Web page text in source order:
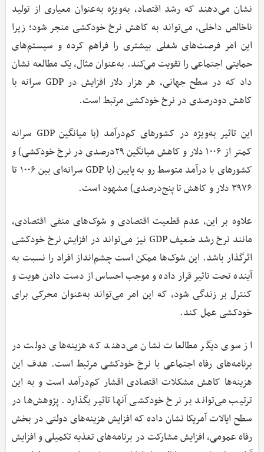
نشان می‌دهند که رشد اقتصاد، به‌ویژه به‌عنوان معیاری از تولید
ناخالص داخلی، می‌تواند به کاهش نرخ خودکشی منجر شود؛ زیرا
این امر فرصت‌های شغلی بیشتری را فراهم کرده و سیستم‌های
حمایتی اجتماعی را تقویت می‌کند. به‌عنوان مثال، یک مطالعه نشان
داد که در سطح جهانی، هر هزار دلار افزایش در GDP سرانه با
کاهش دودرصدی در نرخ خودکشی مرتبط است.
این تاثیر به‌ویژه در کشورهای کم‌درآمد (با میانگین GDP سرانه
کمتر از ۱۰۰۶ دلار و کاهش میانگین ۲۹درصدی در نرخ خودکشی) و
کشورهای با درآمد متوسط رو به پایین (با GDP سرانه‌ای بین ۱۰۰۶ تا
۳۹۷۶ دلار و کاهش تا پنج‌درصدی) مشهود است.
علاوه بر این، عدم قطعیت اقتصادی و شوک‌های منفی اقتصادی،
مانند نرخ رشد ضعیف GDP نیز می‌تواند در افزایش نرخ خودکشی
اثرگذار باشد. این شوک‌ها ممکن است چشم‌انداز افراد را نسبت به
آینده تحت تاثیر قرار داده و موجب احساس از دست دادن هویت و
کنترل بر زندگی شود، که این امر می‌تواند به‌عنوان محرکی برای
خودکشی عمل کند.
از سوی دیگر مطالعات نشان می‌دهند که هزینه‌های دولت در
برنامه‌های رفاه اجتماعی با نرخ خودکشی مرتبط است. هدف این
هزینه‌ها کاهش مشکلات اقتصادی اقشار کم‌درآمد است و به این
ترتیب می‌تواند بر نرخ خودکشی آنها تاثیر بگذارد. پژوهش‌ها در
سطح ایالات آمریکا نشان داده که افزایش هزینه‌های دولتی در بخش
رفاه عمومی، افزایش مشارکت در برنامه‌های تغذیه تکمیلی و افزایش